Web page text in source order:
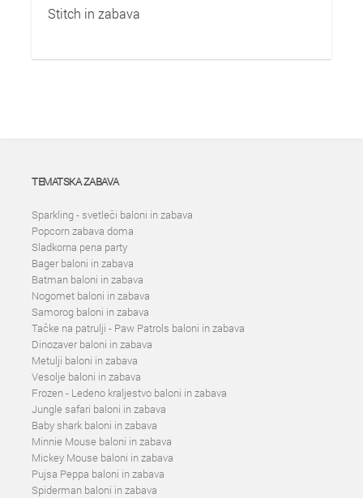
Stitch in zabava
TEMATSKA ZABAVA
Sparkling - svetleči baloni in zabava
Popcorn zabava doma
Sladkorna pena party
Bager baloni in zabava
Batman baloni in zabava
Nogomet baloni in zabava
Samorog baloni in zabava
Tačke na patrulji - Paw Patrols baloni in zabava
Dinozaver baloni in zabava
Metulji baloni in zabava
Vesolje baloni in zabava
Frozen - Ledeno kraljestvo baloni in zabava
Jungle safari baloni in zabava
Baby shark baloni in zabava
Minnie Mouse baloni in zabava
Mickey Mouse baloni in zabava
Pujsa Peppa baloni in zabava
Spiderman baloni in zabava